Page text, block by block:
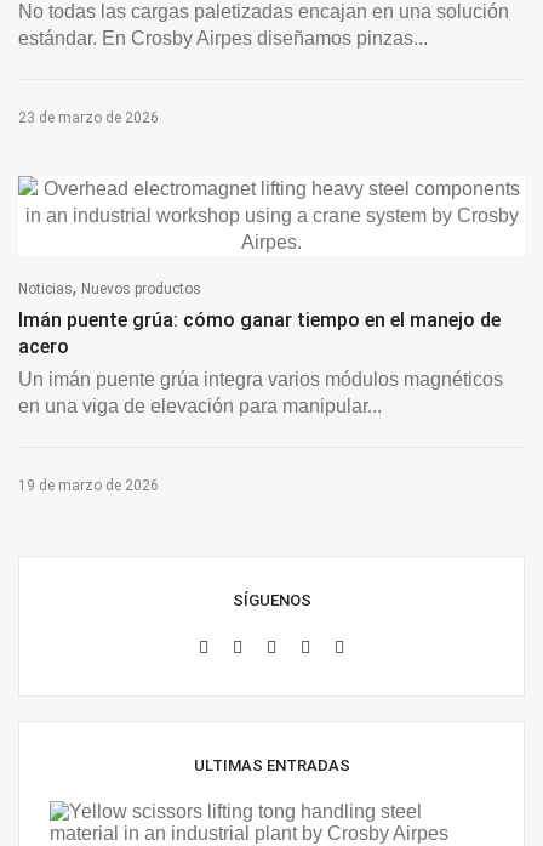
No todas las cargas paletizadas encajan en una solución
estándar. En Crosby Airpes diseñamos pinzas...
23 de marzo de 2026
Noticias, Nuevos productos
Imán puente grúa: cómo ganar tiempo en el manejo de
acero
Un imán puente grúa integra varios módulos magnéticos
en una viga de elevación para manipular...
19 de marzo de 2026
SÍGUENOS
ULTIMAS ENTRADAS